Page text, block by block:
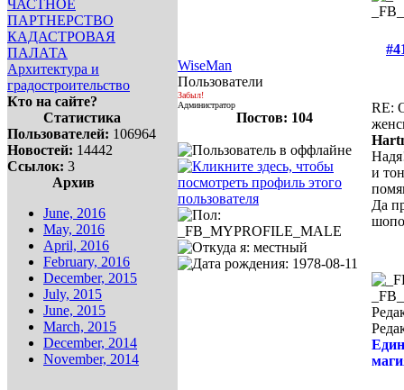
ЧАСТНОЕ
ПАРТНЕРСТВО
КАДАСТРОВАЯ
ПАЛАТА
Архитектура и
градостроительство
Кто на сайте?
Статистика
Пользователей: 106964
Новостей: 14442
Ссылок: 3
Архив
June, 2016
May, 2016
April, 2016
February, 2016
December, 2015
July, 2015
June, 2015
March, 2015
December, 2014
November, 2014
WiseMan
Пользователи
Забыл!
Администратор
Постов: 104
RE:
и
Да